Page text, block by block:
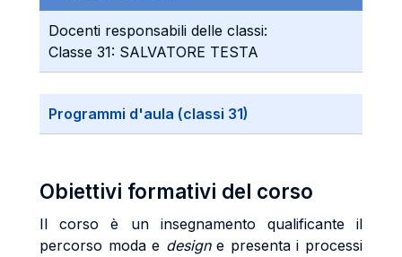
Docenti responsabili delle classi:
Classe 31: SALVATORE TESTA
Programmi d'aula (classi 31)
Obiettivi formativi del corso
Il corso è un insegnamento qualificante il
percorso moda e designe presenta i processi